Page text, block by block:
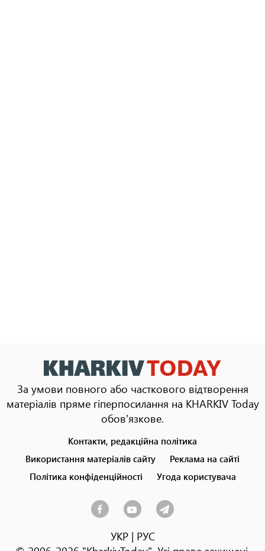
За умови повного або часткового відтворення
матеріалів пряме гіперпосилання на KHARKIV Today
обов'язкове.
menu
Контакти, редакційна політика
Використання матеріалів сайту
Реклама на сайті
Політика конфіденційності
Угода користувача
УКР| РУС